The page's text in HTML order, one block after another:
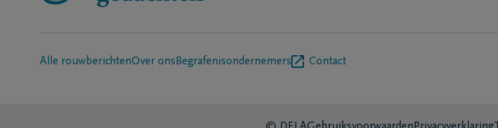
Alle rouwberichtenOver ons Begrafenisondernemers Contact